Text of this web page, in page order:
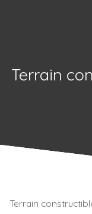
Terrain
Terrain